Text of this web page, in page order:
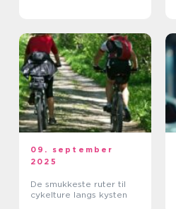
09. september
2025
De smukkeste ruter til
cykelture langs kysten